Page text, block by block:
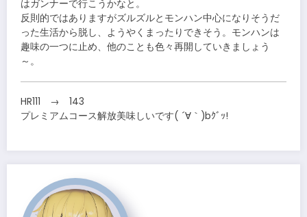
はガンナーで行こうかなと。
反則的ではありますがズルズルとモンハン中心になりそうだ
った生活から脱し、ようやくまったりできそう。モンハンは
趣味の一つに止め、他のことも色々再開していきましょう
～。
HR111 → 143
プレミアムコース解放美味しいです( ´∀｀)bｸﾞｯ!